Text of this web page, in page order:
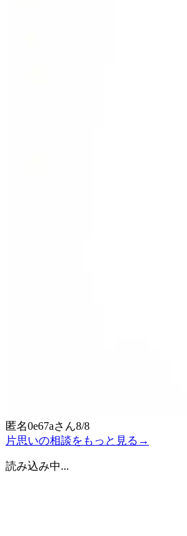
匿名0e67aさん8/8
片思いの相談をもっと見る →
読み込み中...